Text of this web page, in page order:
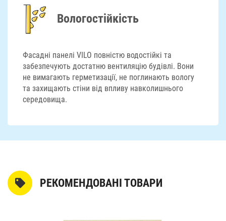
Вологостійкість
Фасадні панелі VILO повністю водостійкі та
забезпечують достатню вентиляцію будівлі. Вони
не вимагають герметизації, не поглинають вологу
та захищають стіни від впливу навколишнього
середовища.
РЕКОМЕНДОВАНІ ТОВАРИ